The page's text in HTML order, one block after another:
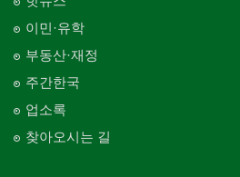
이민·유학
부동산·재정
주간한국
업소록
찾아오시는 길